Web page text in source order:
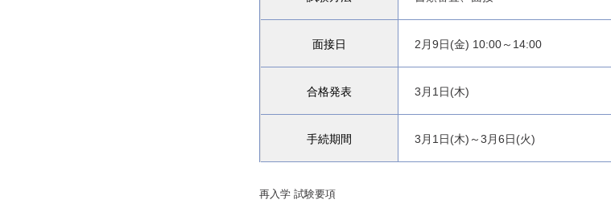
面接日 2月9日(金) 10:00～14:00
合格発表 3月1日(木)
手続期間 3月1日(木)～3月6日(火)
再入学 試験要項